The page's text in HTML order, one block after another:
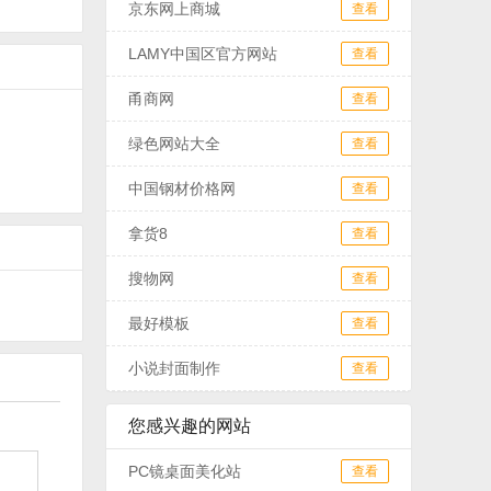
京东网上商城 查看
LAMY中国区官方网站 查看
甬商网 查看
绿色网站大全 查看
中国钢材价格网 查看
拿货8 查看
搜物网 查看
最好模板 查看
小说封面制作 查看
您感兴趣的网站
PC镜桌面美化站 查看